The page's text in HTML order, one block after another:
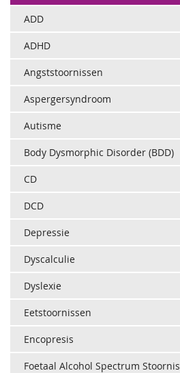
ADD
ADHD
Angststoornissen
Aspergersyndroom
Autisme
Body Dysmorphic Disorder (BDD)
CD
DCD
Depressie
Dyscalculie
Dyslexie
Eetstoornissen
Encopresis
Foetaal Alcohol Spectrum Stoornis